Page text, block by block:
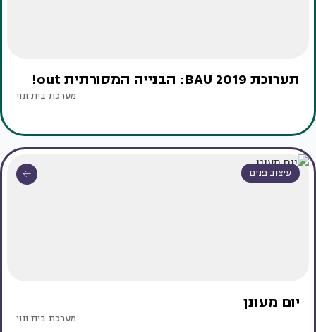
תערוכת BAU 2019: הבנייה המסורתית out!
מערכת בית ונוי
עיצוב פנים
יום מעונן
מערכת בית ונוי